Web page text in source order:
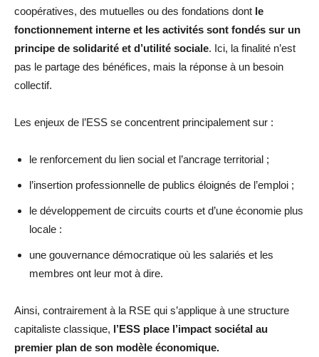
coopératives, des mutuelles ou des fondations dont le
fonctionnement interne et les activités sont fondés sur un
principe de solidarité et d’utilité sociale. Ici, la finalité n’est
pas le partage des bénéfices, mais la réponse à un besoin
collectif.
Les enjeux de l’ESS se concentrent principalement sur :
le renforcement du lien social et l’ancrage territorial ;
l’insertion professionnelle de publics éloignés de l’emploi ;
le développement de circuits courts et d’une économie plus
locale :
une gouvernance démocratique où les salariés et les
membres ont leur mot à dire.
Ainsi, contrairement à la RSE qui s’applique à une structure
capitaliste classique, l’ESS place l’impact sociétal au
premier plan de son modèle économique.